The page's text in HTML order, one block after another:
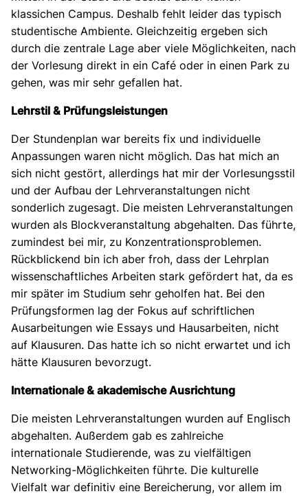
klassichen Campus. Deshalb fehlt leider das typisch
studentische Ambiente. Gleichzeitig ergeben sich
durch die zentrale Lage aber viele Möglichkeiten, nach
der Vorlesung direkt in ein Café oder in einen Park zu
gehen, was mir sehr gefallen hat.
Lehrstil & Prüfungsleistungen
Der Stundenplan war bereits fix und individuelle
Anpassungen waren nicht möglich. Das hat mich an
sich nicht gestört, allerdings hat mir der Vorlesungsstil
und der Aufbau der Lehrveranstaltungen nicht
sonderlich zugesagt. Die meisten Lehrveranstaltungen
wurden als Blockveranstaltung abgehalten. Das führte,
zumindest bei mir, zu Konzentrationsproblemen.
Rückblickend bin ich aber froh, dass der Lehrplan
wissenschaftliches Arbeiten stark gefördert hat, da es
mir später im Studium sehr geholfen hat. Bei den
Prüfungsformen lag der Fokus auf schriftlichen
Ausarbeitungen wie Essays und Hausarbeiten, nicht
auf Klausuren. Das hatte ich so nicht erwartet und ich
hätte Klausuren bevorzugt.
Internationale & akademische Ausrichtung
Die meisten Lehrveranstaltungen wurden auf Englisch
abgehalten. Außerdem gab es zahlreiche
internationale Studierende, was zu vielfältigen
Networking-Möglichkeiten führte. Die kulturelle
Vielfalt war definitiv eine Bereicherung, vor allem im